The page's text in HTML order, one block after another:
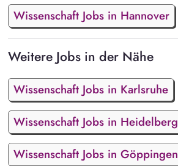
Wissenschaft Jobs in Hannover
Weitere Jobs in der Nähe
Wissenschaft Jobs in Karlsruhe
Wissenschaft Jobs in Heidelberg
Wissenschaft Jobs in Göppingen